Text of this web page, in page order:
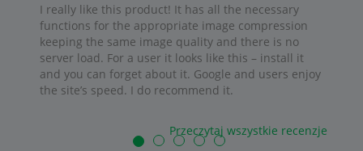
I really like this product! It has all the necessary
functions for the appropriate image compression
keeping the same image quality and there is no
server load. For a user it looks like this – install it
and you can forget about it. Google and users enjoy
the site’s speed. I do recommend it.
Przeczytaj wszystkie recenzje